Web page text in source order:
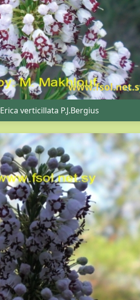
Erica verticillata P.J.Bergius